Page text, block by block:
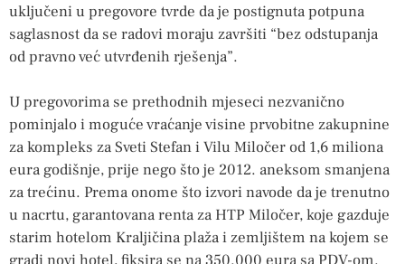
uključeni u pregovore tvrde da je postignuta potpuna
saglasnost da se radovi moraju završiti “bez odstupanja
od pravno već utvrđenih rješenja”.
U pregovorima se prethodnih mjeseci nezvanično
pominjalo i moguće vraćanje visine prvobitne zakupnine
za kompleks za Sveti Stefan i Vilu Miločer od 1,6 miliona
eura godišnje, prije nego što je 2012. aneksom smanjena
za trećinu. Prema onome što izvori navode da je trenutno
u nacrtu, garantovana renta za HTP Miločer, koje gazduje
starim hotelom Kraljičina plaža i zemljištem na kojem se